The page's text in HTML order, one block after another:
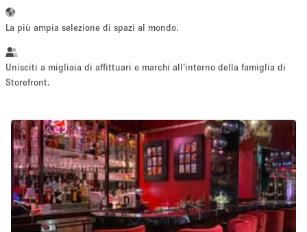
artistico
Servizio
fotografico
Conferenza Meeting Ufficio
Acquista
Condividi
La più ampia selezione di spazi al mondo.
Unisciti a migliaia di affittuari e marchi all'interno della famiglia di
Storefront.